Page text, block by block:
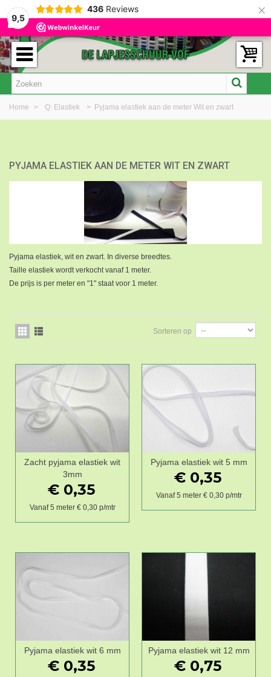
9,5
436 Reviews ×
Home > Q: Elastiek > Pyjama elastiek aan de meter Wit en zwart
PYJAMA ELASTIEK AAN DE METER WIT EN ZWART
Pyjama elastiek, wit en zwart. In diverse breedtes.
Taille elastiek wordt verkocht vanaf 1 meter.
De prijs is per meter en "1" staat voor 1 meter.
Sorteren op
Zacht pyjama elastiek wit
3mm
€ 0,35
Vanaf 5 meter € 0,30 p/mtr
Pyjama elastiek wit 5 mm
€ 0,35
Vanaf 5 meter € 0,30 p/mtr
Pyjama elastiek wit 6 mm
€ 0,35
Pyjama elastiek wit 12 mm
€ 0,75